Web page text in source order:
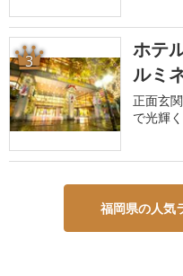
3
ホテ
ルミ
正面玄
で光輝く
福岡県の人気